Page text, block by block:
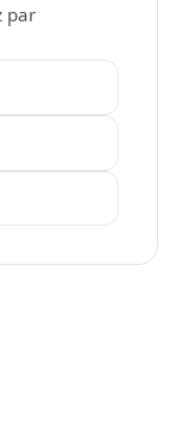
par